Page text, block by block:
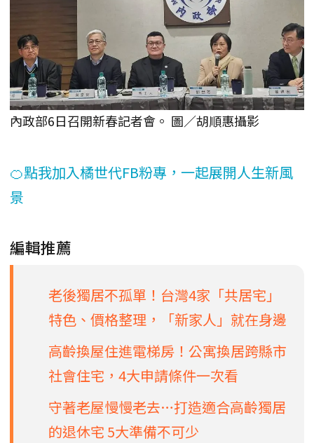
內政部6日召開新春記者會。 圖／胡順惠攝影
🍊點我加入橘世代FB粉專，一起展開人生新風
景
編輯推薦
老後獨居不孤單！台灣4家「共居宅」
特色、價格整理，「新家人」就在身邊
高齡換屋住進電梯房！公寓換居跨縣市
社會住宅，4大申請條件一次看
守著老屋慢慢老去…打造適合高齡獨居
的退休宅 5大準備不可少